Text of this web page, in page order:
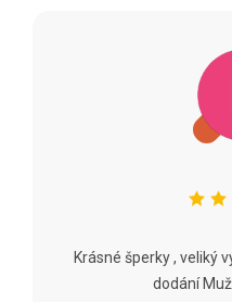
Krásné šperky , veliký
dodání